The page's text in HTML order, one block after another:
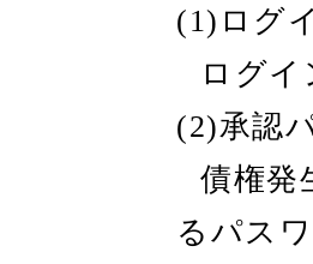
(1)ログ
ログ
(2)承認
債権発
るパス